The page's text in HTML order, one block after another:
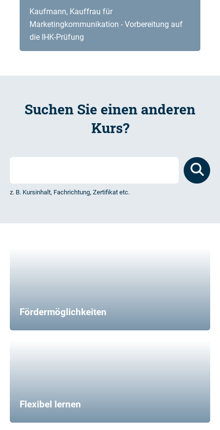
Kaufmann, Kauffrau für
Marketingkommunikation - Vorbereitung auf
die IHK-Prüfung
Suchen Sie einen anderen
Kurs?
z. B. Kursinhalt, Fachrichtung, Zertifikat etc.
Fördermöglichkeiten
Flexibel lernen